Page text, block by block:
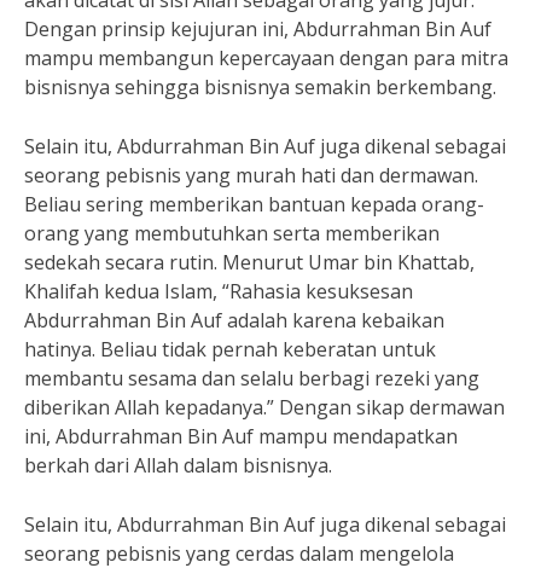
Dengan prinsip kejujuran ini, Abdurrahman Bin Auf
mampu membangun kepercayaan dengan para mitra
bisnisnya sehingga bisnisnya semakin berkembang.
Selain itu, Abdurrahman Bin Auf juga dikenal sebagai
seorang pebisnis yang murah hati dan dermawan.
Beliau sering memberikan bantuan kepada orang-
orang yang membutuhkan serta memberikan
sedekah secara rutin. Menurut Umar bin Khattab,
Khalifah kedua Islam, “Rahasia kesuksesan
Abdurrahman Bin Auf adalah karena kebaikan
hatinya. Beliau tidak pernah keberatan untuk
membantu sesama dan selalu berbagi rezeki yang
diberikan Allah kepadanya.” Dengan sikap dermawan
ini, Abdurrahman Bin Auf mampu mendapatkan
berkah dari Allah dalam bisnisnya.
Selain itu, Abdurrahman Bin Auf juga dikenal sebagai
seorang pebisnis yang cerdas dalam mengelola